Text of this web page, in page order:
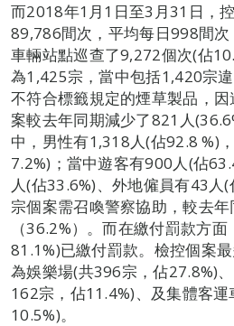
而2018年1月1日至3月31日，
89,786間次，平均每日998間
車輛站點巡查了9,272個次(佔
為1,425宗，當中包括1,420宗
不符合標籤規定的煙草製品，
案較去年同期減少了821人
中，男性有1,318人(佔92.8 %)
7.2%)；當中遊客有900人(佔
人(佔33.6%)、外地僱員有43人
宗個案需召喚警察協助，較去
（36.2%）。而在繳付罰款方
81.1%)已繳付罰款。檢控個案
為娛樂場(共396宗，佔27.8%)
162宗，佔11.4%)、及集體客
10.5%)。